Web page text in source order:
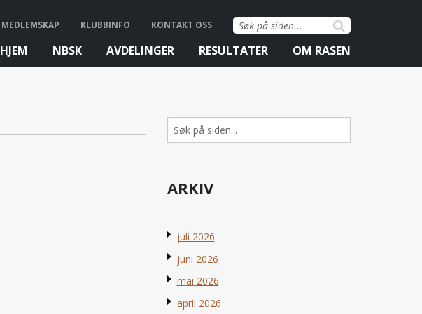
Søk
etter:
MEDLEMSKAP KLUBBINFO KONTAKT OSS
HJEM NBSK AVDELINGER RESULTATER OM RASEN
Søk
etter:
ARKIV
juli 2026
juni 2026
mai 2026
april 2026